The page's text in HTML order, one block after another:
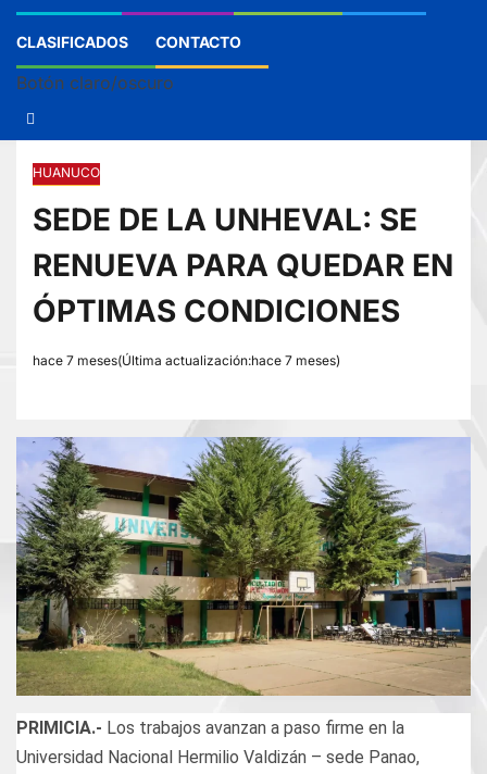
CLASIFICADOS CONTACTO
Botón claro/oscuro
HUANUCO
SEDE DE LA UNHEVAL: SE
RENUEVA PARA QUEDAR EN
ÓPTIMAS CONDICIONES
hace 7 meses(Última actualización:hace 7 meses)
PRIMICIA.- Los trabajos avanzan a paso firme en la
Universidad Nacional Hermilio Valdizán – sede Panao,